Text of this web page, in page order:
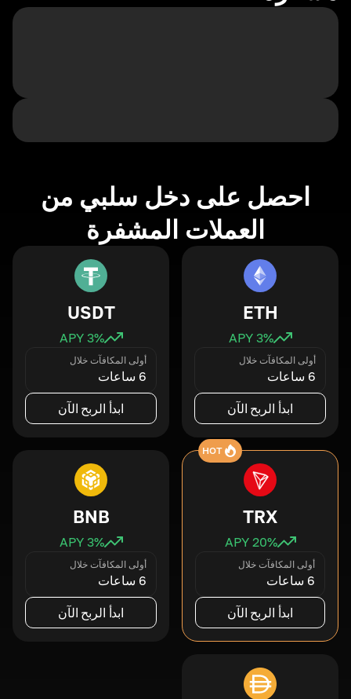
احصل على دخل سلبي من
العملات المشفرة
ETH
3% APY
أولى المكافآت خلال
6 ساعات
ابدأ الربح الآن
USDT
3% APY
أولى المكافآت خلال
6 ساعات
ابدأ الربح الآن
HOT
TRX
20% APY
أولى المكافآت خلال
6 ساعات
ابدأ الربح الآن
BNB
3% APY
أولى المكافآت خلال
6 ساعات
ابدأ الربح الآن